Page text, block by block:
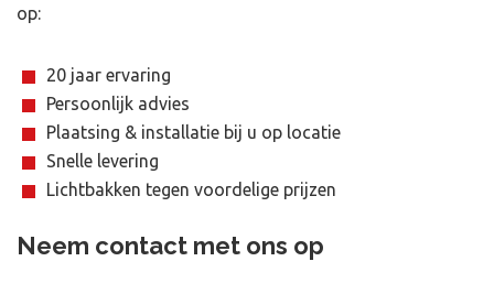
op:
20 jaar ervaring
Persoonlijk advies
Plaatsing & installatie bij u op locatie
Snelle levering
Lichtbakken tegen voordelige prijzen
Neem contact met ons op